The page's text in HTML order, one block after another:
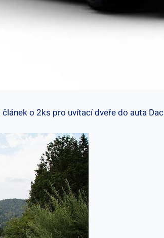
o 2ks pro uvítací dveře do auta